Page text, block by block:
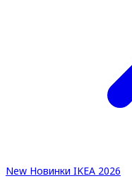
New Новинки IKEA 2026